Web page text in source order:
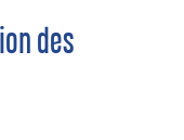
des